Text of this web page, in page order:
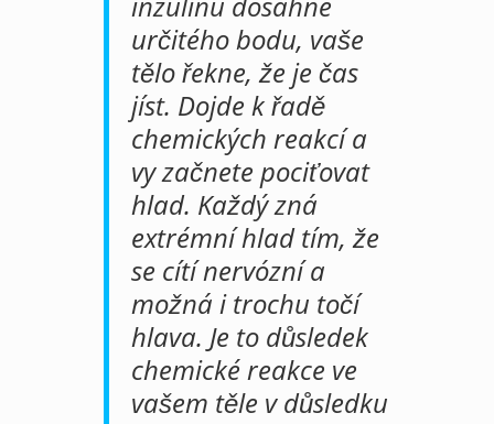
určitého bodu, vaše
tělo řekne, že je čas
jíst. Dojde k řadě
chemických reakcí a
vy začnete pociťovat
hlad. Každý zná
extrémní hlad tím, že
se cítí nervózní a
možná i trochu točí
hlava. Je to důsledek
chemické reakce ve
vašem těle v důsledku